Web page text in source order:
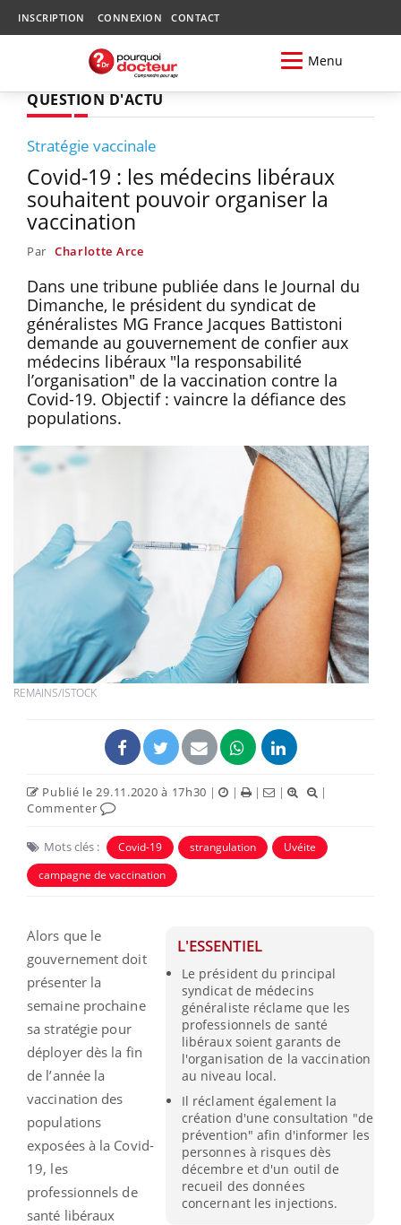
INSCRIPTION CONNEXION CONTACT
Menu
QUESTION D'ACTU
Stratégie vaccinale
Covid-19 : les médecins libéraux
souhaitent pouvoir organiser la
vaccination
Par Charlotte Arce
Dans une tribune publiée dans le Journal du
Dimanche, le président du syndicat de
généralistes MG France Jacques Battistoni
demande au gouvernement de confier aux
médecins libéraux "la responsabilité
l’organisation" de la vaccination contre la
Covid-19. Objectif : vaincre la défiance des
populations.
REMAINS/ISTOCK
Publié le 29.11.2020 à 17h30 | | | |
|
Commenter
Mots clés : Covid-19 strangulation
Uvéite
campagne de vaccination
L'ESSENTIEL
Le président du principal
syndicat de médecins
généraliste réclame que les
professionnels de santé
libéraux soient garants de
l'organisation de la vaccination
au niveau local.
Il réclament également la
création d'une consultation "de
prévention" afin d'informer les
personnes à risques dès
décembre et d'un outil de
recueil des données
concernant les injections.
Alors que le
gouvernement doit
présenter la
semaine prochaine
sa stratégie pour
déployer dès la fin
de l’année la
vaccination des
populations
exposées à la Covid-
19, les
professionnels de
santé libéraux